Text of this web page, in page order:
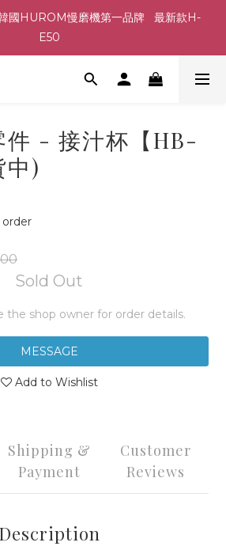
國HUROM慢磨機第一品牌   最新款H-
E50
件 - 接汁杯【HB-
中)
order
Sold Out
the shop owner for order details.
MESSAGE
Add to Wishlist
Shipping &
Payment
Customer
Reviews
Description